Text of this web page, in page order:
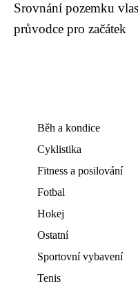
Srovnání pozemku
průvodce pro začátek
Běh a kondice
Cyklistika
Fitness a posilování
Fotbal
Hokej
Ostatní
Sportovní vybavení
Tenis